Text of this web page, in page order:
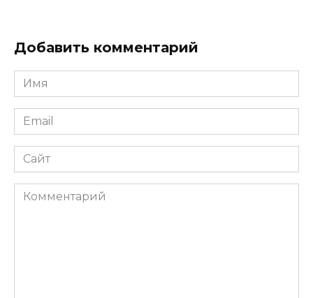
Добавить комментарий
Имя
*
Email
*
Сайт
Комментарий